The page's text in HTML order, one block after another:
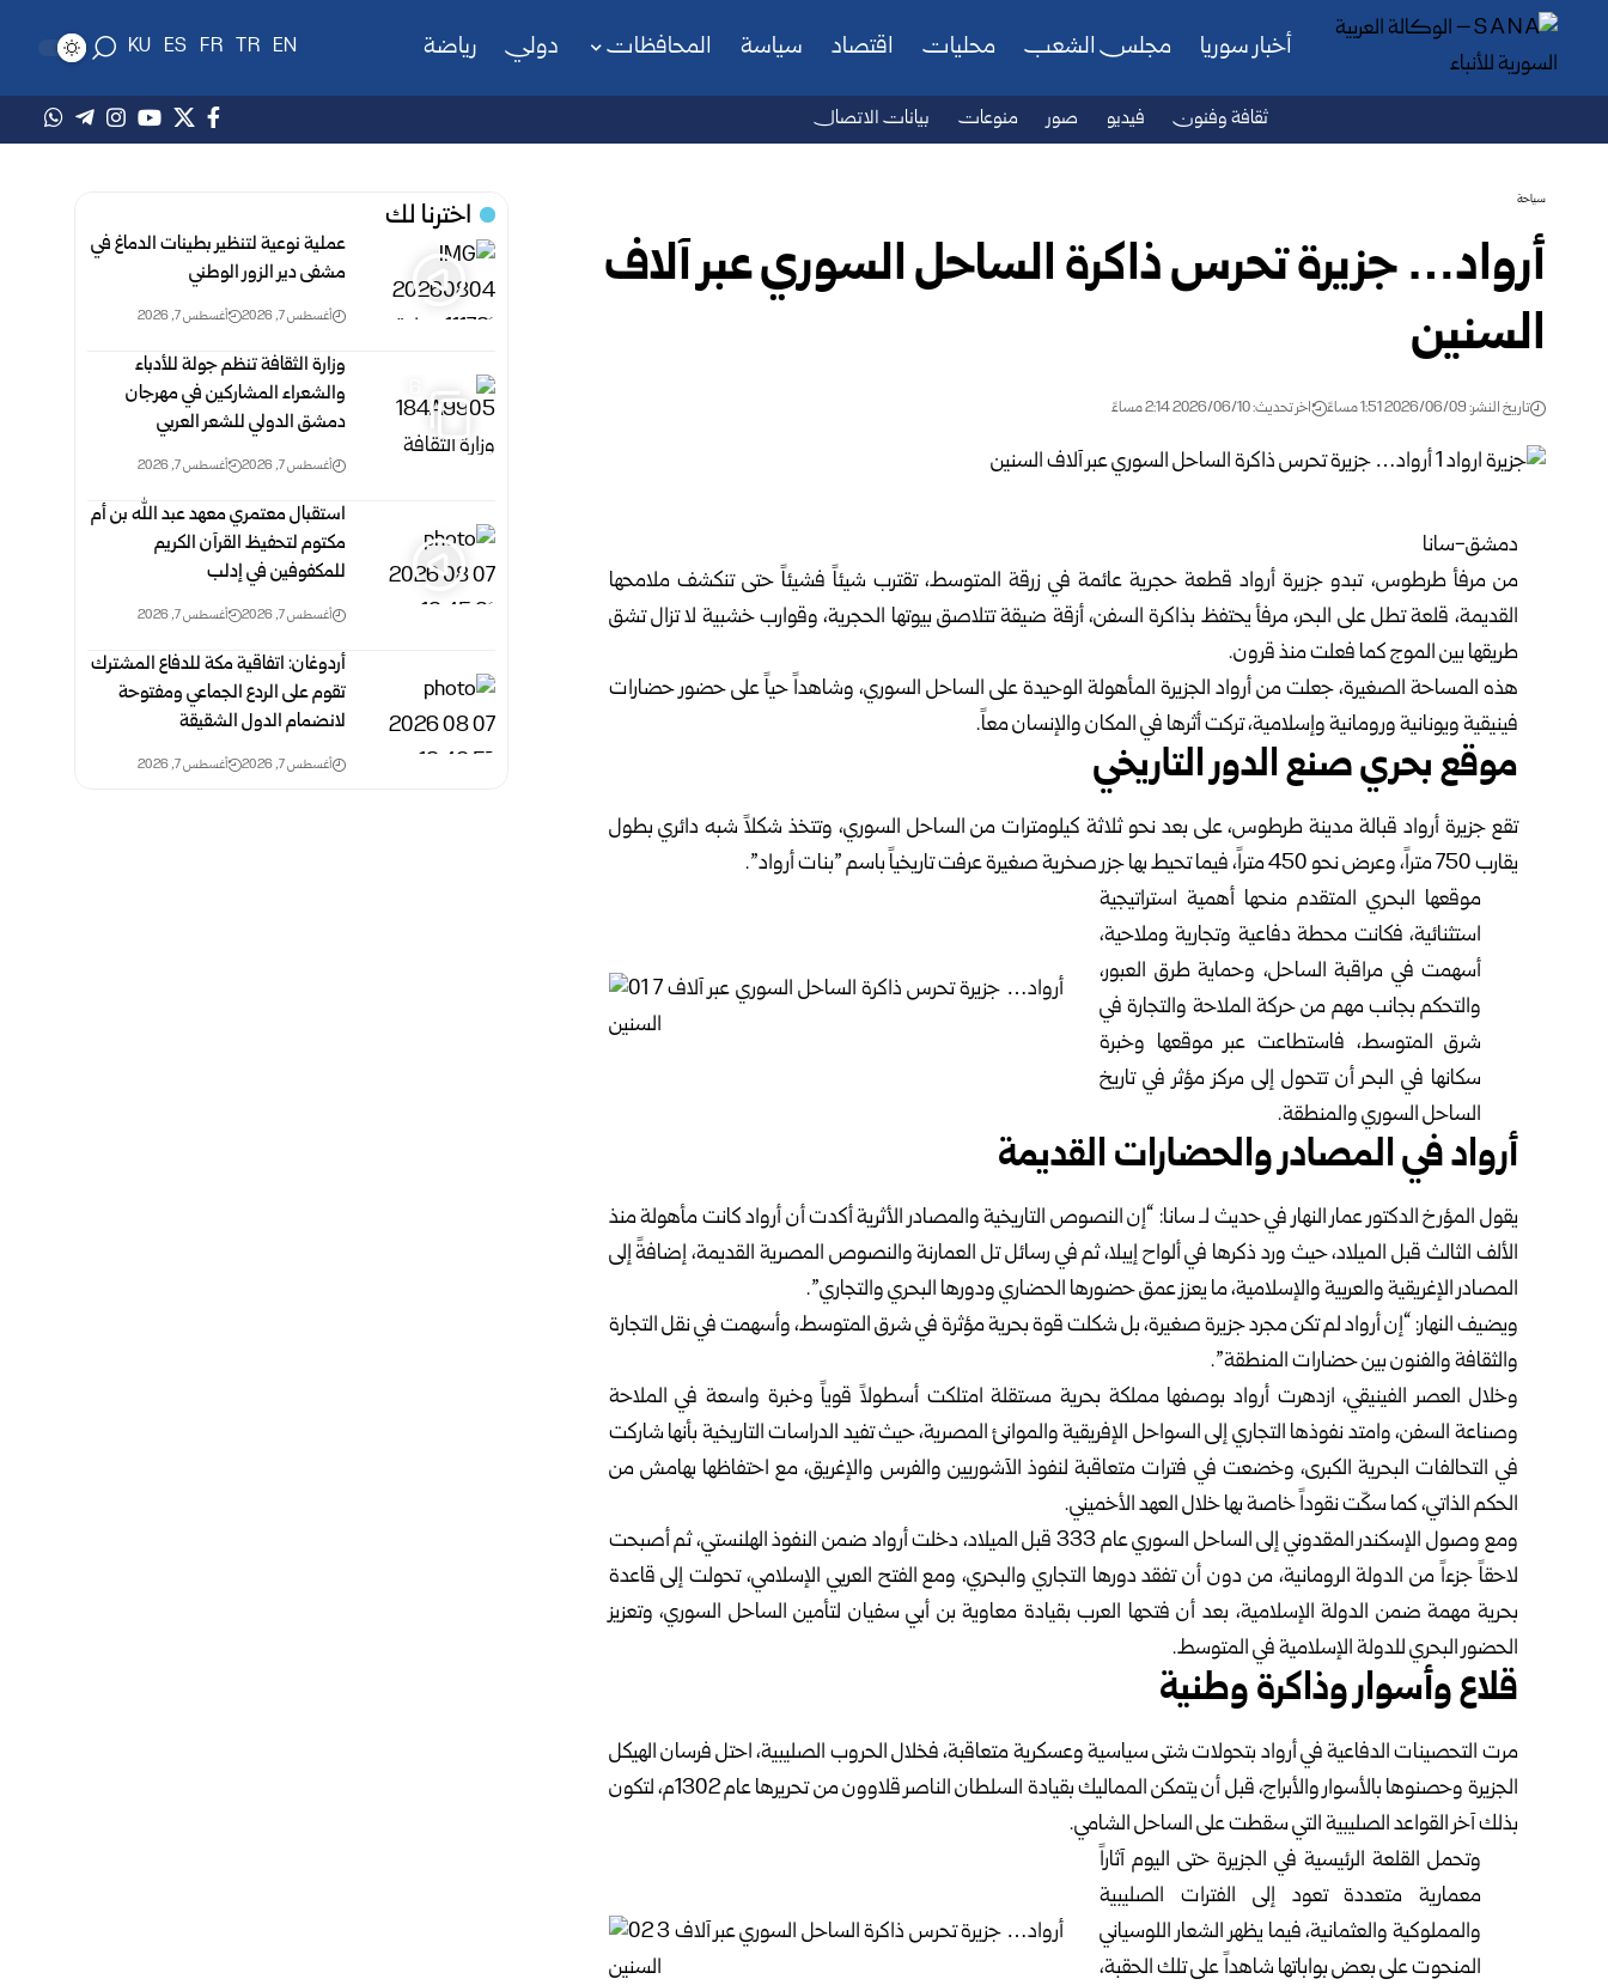
أخبار سوريا مجلس الشعب محليات اقتصاد سياسة المحافظات دولي رياضة EN
TR
FR
ES
KU
ثقافة وفنون فيديو صور منوعات بيانات الاتصال
سياحة
أرواد… جزيرة تحرس ذاكرة الساحل السوري عبر آلاف
السنين
تاريخ النشر: 2026/06/09 1:51 مساءً اخر تحديث: 2026/06/10 2:14 مساءً
دمشق-سانا‏
من مرفأ طرطوس، تبدو جزيرة أرواد قطعة حجرية عائمة في زرقة ‏المتوسط، تقترب شيئاً فشيئاً حتى تنكشف ملامحها
القديمة، قلعة تطل على ‏البحر، مرفأ يحتفظ بذاكرة السفن، أزقة ضيقة تتلاصق بيوتها الحجرية، ‏وقوارب خشبية لا تزال تشق
طريقها بين الموج كما فعلت منذ قرون.‏
هذه المساحة الصغيرة، جعلت من أرواد الجزيرة المأهولة الوحيدة على ‏الساحل السوري، وشاهداً حياً على حضور حضارات
فينيقية ويونانية ‏ورومانية وإسلامية، تركت أثرها في المكان والإنسان معاً.‏
موقع بحري صنع الدور التاريخي
تقع جزيرة أرواد قبالة مدينة طرطوس، على بعد نحو ثلاثة كيلومترات من ‏الساحل السوري، وتتخذ شكلاً شبه دائري بطول
يقارب 750 متراً، وعرض ‏نحو 450 متراً، فيما تحيط بها جزر صخرية صغيرة عرفت تاريخياً باسم ‌‏”بنات أرواد”.‏
موقعها البحري المتقدم منحها أهمية استراتيجية
استثنائية، فكانت محطة ‏دفاعية وتجارية وملاحية،
أسهمت في مراقبة الساحل، وحماية طرق العبور،
‏والتحكم بجانب مهم من حركة الملاحة والتجارة في
شرق المتوسط، ‏فاستطاعت عبر موقعها وخبرة
سكانها في البحر أن تتحول إلى مركز مؤثر ‏في تاريخ
الساحل السوري والمنطقة.‏
أرواد في المصادر والحضارات القديمة
يقول المؤرخ الدكتور عمار النهار في حديث لـ سانا: “إن النصوص التاريخية ‏والمصادر الأثرية أكدت أن أرواد كانت مأهولة منذ
الألف الثالث قبل الميلاد، ‏حيث ورد ذكرها في ألواح إيبلا، ثم في رسائل تل العمارنة والنصوص ‏المصرية القديمة، إضافةً إلى
المصادر الإغريقية والعربية والإسلامية، ما ‏يعزز عمق حضورها الحضاري ودورها البحري والتجاري”.‏
ويضيف النهار: “إن أرواد لم تكن مجرد جزيرة صغيرة، بل شكلت قوة ‏بحرية مؤثرة في شرق المتوسط، وأسهمت في نقل التجارة
والثقافة والفنون ‏بين حضارات المنطقة”.‏
وخلال العصر الفينيقي، ازدهرت أرواد بوصفها مملكة بحرية مستقلة امتلكت ‏أسطولاً قوياً وخبرة واسعة في الملاحة
وصناعة السفن، وامتد نفوذها ‏التجاري إلى السواحل الإفريقية والموانئ المصرية، حيث تفيد الدراسات ‏التاريخية بأنها شاركت
في التحالفات البحرية الكبرى، وخضعت في فترات ‏متعاقبة لنفوذ الآشوريين والفرس والإغريق، مع احتفاظها بهامش من
الحكم ‏الذاتي، كما سكّت نقوداً خاصة بها خلال العهد الأخميني.‏
ومع وصول الإسكندر المقدوني إلى الساحل السوري عام 333 قبل الميلاد، ‏دخلت أرواد ضمن النفوذ الهلنستي، ثم أصبحت
لاحقاً جزءاً من الدولة ‏الرومانية، من دون أن تفقد دورها التجاري والبحري، ومع الفتح العربي ‏الإسلامي، تحولت إلى قاعدة
بحرية مهمة ضمن الدولة الإسلامية، بعد أن ‏فتحها العرب بقيادة معاوية بن أبي سفيان لتأمين الساحل السوري، وتعزيز
‏الحضور البحري للدولة الإسلامية في المتوسط.‏
قلاع وأسوار وذاكرة وطنية
مرت التحصينات الدفاعية في أرواد بتحولات شتى سياسية وعسكرية ‏متعاقبة، فخلال الحروب الصليبية، احتل فرسان الهيكل
الجزيرة وحصنوها ‏بالأسوار والأبراج، قبل أن يتمكن المماليك بقيادة السلطان الناصر قلاوون ‏من تحريرها عام 1302م، لتكون
بذلك آخر القواعد الصليبية التي سقطت ‏على الساحل الشامي.‏
وتحمل القلعة الرئيسية في الجزيرة حتى اليوم آثاراً
معمارية متعددة تعود إلى ‏الفترات الصليبية
والمملوكية والعثمانية، فيما يظهر الشعار اللوسياني
‏المنحوت على بعض بواباتها شاهداً على تلك الحقبة،
اخترنا لك
عملية نوعية لتنظير بطينات الدماغ في
مشفى دير الزور الوطني
أغسطس 7, 2026 أغسطس 7, 2026
وزارة الثقافة تنظم جولة للأدباء
والشعراء المشاركين في مهرجان
دمشق الدولي للشعر العربي
أغسطس 7, 2026 أغسطس 7, 2026
استقبال معتمري معهد عبد الله بن أم
مكتوم لتحفيظ القرآن الكريم
للمكفوفين في إدلب
أغسطس 7, 2026 أغسطس 7, 2026
أردوغان: اتفاقية مكة للدفاع المشترك
تقوم على الردع الجماعي ومفتوحة
لانضمام الدول الشقيقة
أغسطس 7, 2026 أغسطس 7, 2026